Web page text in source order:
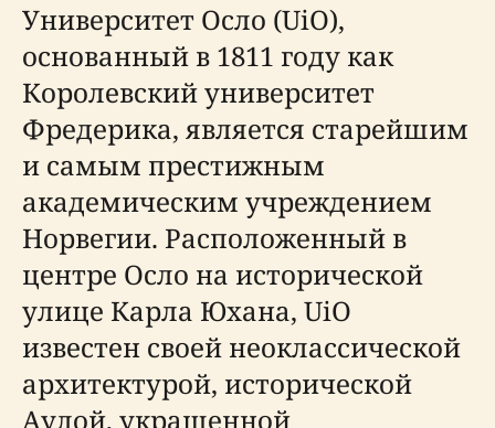
Университет Осло (UiO),
основанный в 1811 году как
Королевский университет
Фредерика, является старейшим
и самым престижным
академическим учреждением
Норвегии. Расположенный в
центре Осло на исторической
улице Карла Юхана, UiO
известен своей неоклассической
архитектурой, исторической
Аулой, украшенной